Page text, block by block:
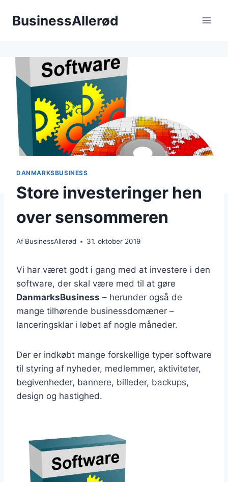
BusinessAllerød
DANMARKSBUSINESS
Store investeringer hen
over sensommeren
Af BusinessAllerød 31. oktober 2019
Vi har været godt i gang med at investere i den
software, der skal være med til at gøre
DanmarksBusiness – herunder også de
mange tilhørende businessdomæner –
lanceringsklar i løbet af nogle måneder.
Der er indkøbt mange forskellige typer software
til styring af nyheder, medlemmer, aktiviteter,
begivenheder, bannere, billeder, backups,
design og hastighed.